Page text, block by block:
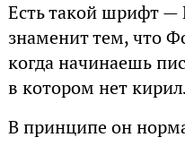
Есть такой шрифт
знаменит тем, что
когда начинаешь
в котором нет
В принципе он